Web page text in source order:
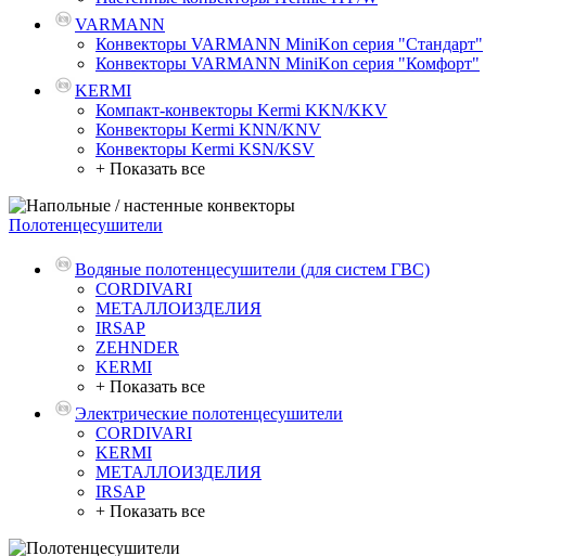
VARMANN
Конвекторы VARMANN MiniKon серия "Стандарт"
Конвекторы VARMANN MiniKon серия "Комфорт"
KERMI
Компакт-конвекторы Kermi KKN/KKV
Конвекторы Kermi KNN/KNV
Конвекторы Kermi KSN/KSV
+ Показать все
Полотенцесушители
Водяные полотенцесушители (для систем ГВС)
CORDIVARI
МЕТАЛЛОИЗДЕЛИЯ
IRSAP
ZEHNDER
KERMI
+ Показать все
Электрические полотенцесушители
CORDIVARI
KERMI
МЕТАЛЛОИЗДЕЛИЯ
IRSAP
+ Показать все